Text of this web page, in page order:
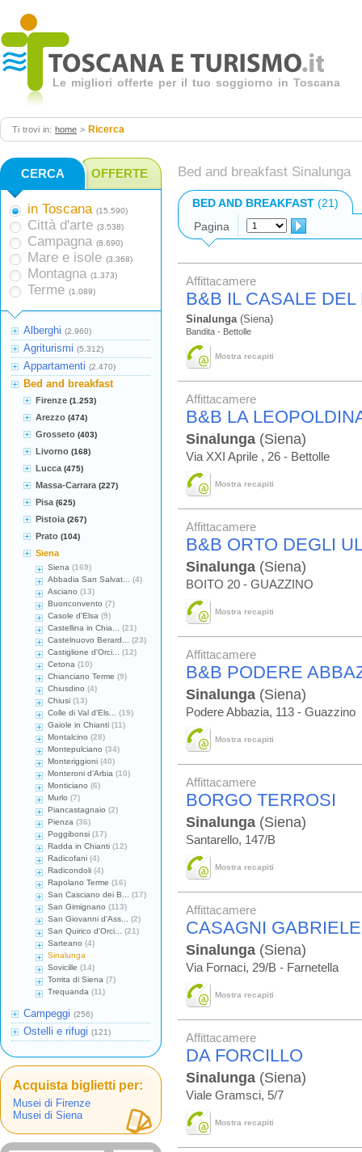
Le migliori offerte per il tuo soggiorno in Toscana
Ti trovi in: home > Ricerca
Bed and breakfast Sinalunga
BED AND BREAKFAST (21)
Pagina
Affittacamere
B&B IL CASALE
Sinalunga(Siena)
Bandita - Bettolle
Mostra recapiti
Affittacamere
B&B LA
Sinalunga (Siena)
Via XXI Aprile , 26 - Bettolle
Mostra recapiti
Affittacamere
B&B ORTO DEGLI
Sinalunga (Siena)
BOITO 20 - GUAZZINO
Mostra recapiti
Affittacamere
B&B PODERE
Sinalunga (Siena)
Podere Abbazia, 113 - Guazzino
Mostra recapiti
Affittacamere
BORGO TERROSI
Sinalunga (Siena)
Santarello, 147/B
Mostra recapiti
Affittacamere
CASAGNI GABRIELE
Sinalunga (Siena)
Via Fornaci, 29/B - Farnetella
Mostra recapiti
Affittacamere
DA FORCILLO
Sinalunga (Siena)
Viale Gramsci, 5/7
Mostra recapiti
CERCA OFFERTE
in Toscana (15.590)
Città d'arte (3.538)
Campagna (8.690)
Mare e isole (3.368)
Montagna (1.373)
Terme (1.089)
Alberghi (2.960)
Agriturismi (5.312)
Appartamenti (2.470)
Bed and breakfast
Firenze (1.253)
Arezzo (474)
Grosseto (403)
Livorno (168)
Lucca (475)
Massa-Carrara (227)
Pisa (625)
Pistoia (267)
Prato (104)
Siena
Siena (169)
Abbadia San Salvat...
(4)
Asciano (13)
Buonconvento (7)
Casole d'Elsa (9)
Castellina in Chia...
(21)
Castelnuovo Berard...
(23)
Castiglione d'Orci...
(12)
Cetona (10)
Chianciano Terme (9)
Chiusdino (4)
Chiusi (13)
Colle di Val d'Els...
(19)
Gaiole in Chianti (11)
Montalcino (28)
Montepulciano (34)
Monteriggioni (40)
Monteroni d'Arbia (10)
Monticiano (6)
Murlo (7)
Piancastagnaio (2)
Pienza (36)
Poggibonsi (17)
Radda in Chianti (12)
Radicofani (4)
Radicondoli (4)
Rapolano Terme (16)
San Casciano dei B...
(17)
San Gimignano (113)
San Giovanni d'Ass...
(2)
San Quirico d'Orci...
(21)
Sarteano (4)
Sinalunga
Sovicille (14)
Torrita di Siena (7)
Trequanda (11)
Campeggi (256)
Ostelli e rifugi (121)
Acquista biglietti per:
Musei di Firenze
Musei di Siena